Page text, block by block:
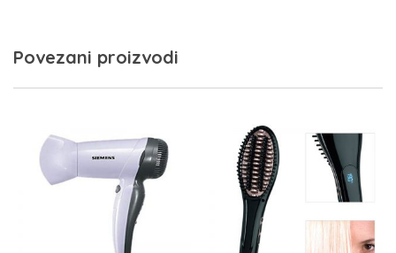
Povezani proizvodi